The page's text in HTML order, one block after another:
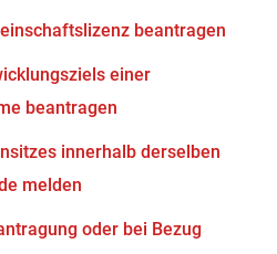
beantragen
einer
beantragen
innerhalb derselben
melden
oder bei Bezug